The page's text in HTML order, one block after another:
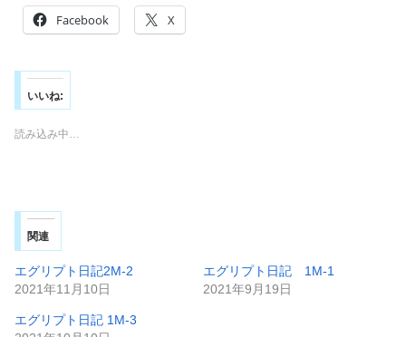
Facebook X
いいね:
読み込み中…
関連
エグリプト日記2M-2
2021年11月10日
エグリプト日記 1M-1
2021年9月19日
エグリプト日記 1M-3